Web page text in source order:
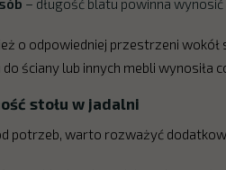
– długość blatu powinna wynosić
o odpowiedniej przestrzeni wokół
ściany lub innych mebli wynosiła
stołu w jadalni
potrzeb, warto rozważyć